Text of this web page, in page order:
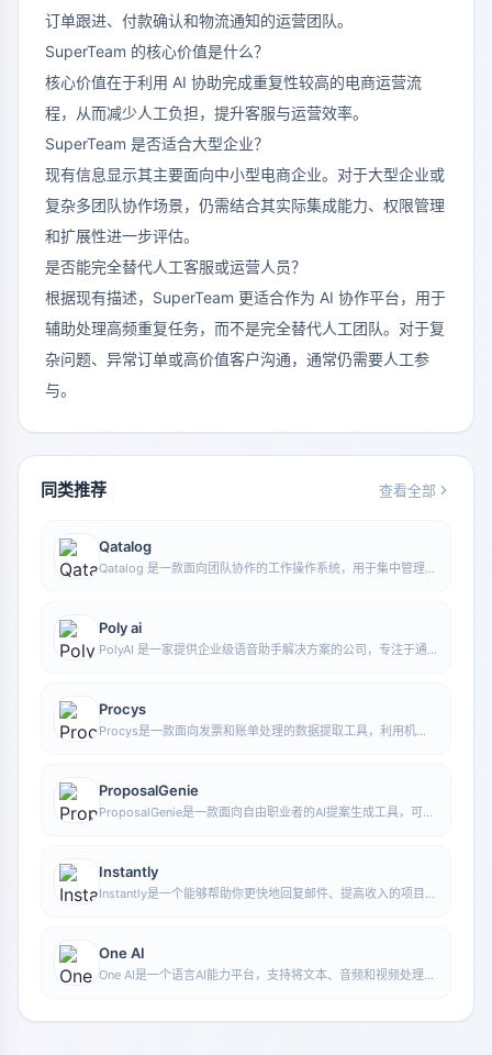
订单跟进、付款确认和物流通知的运营团队。
SuperTeam 的核心价值是什么？
核心价值在于利用 AI 协助完成重复性较高的电商运营流
程，从而减少人工负担，提升客服与运营效率。
SuperTeam 是否适合大型企业？
现有信息显示其主要面向中小型电商企业。对于大型企业或
复杂多团队协作场景，仍需结合其实际集成能力、权限管理
和扩展性进一步评估。
是否能完全替代人工客服或运营人员？
根据现有描述，SuperTeam 更适合作为 AI 协作平台，用于
辅助处理高频重复任务，而不是完全替代人工团队。对于复
杂问题、异常订单或高价值客户沟通，通常仍需要人工参
与。
同类推荐 查看全部
Qatalog
Qatalog 是一款面向团队协作的工作操作系统，用于集中管理人
Poly ai
PolyAI 是一家提供企业级语音助手解决方案的公司，专注于通
Procys
Procys是一款面向发票和账单处理的数据提取工具，利用机器
ProposalGenie
ProposalGenie是一款面向自由职业者的AI提案生成工具，可为
Instantly
Instantly是一个能够帮助你更快地回复邮件、提高收入的项目。
帮助你更高效地完成任务，让你的工作效率更高，收益更大。
One AI
One AI是一个语言AI能力平台，支持将文本、音频和视频处理能